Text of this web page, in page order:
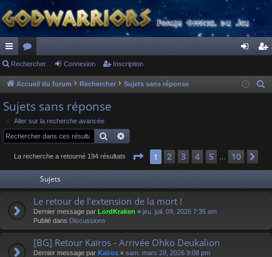
ac
co
ur
ci
s
or
u
s
ne cri
Rechercher Connexion Inscription
Accueil du forum Rechercher Sujets sans réponse
e
Sujets sans réponse
Aller sur la recherche avancée
Rechercher
La recherche a retourné 194 résultats Page 1sur 10
1 2 3 4 5 10
Sujets
Le retour de l'extension de la mort !
Dernier message par LordKraken « jeu. juil. 09, 2026 7:35 am
Publié dans Discussions
[BG] Retour Kaïros - Arrivée Ohko Deukalion
Dernier message par Kaïros « sam. mars 28, 2026 9:08 pm